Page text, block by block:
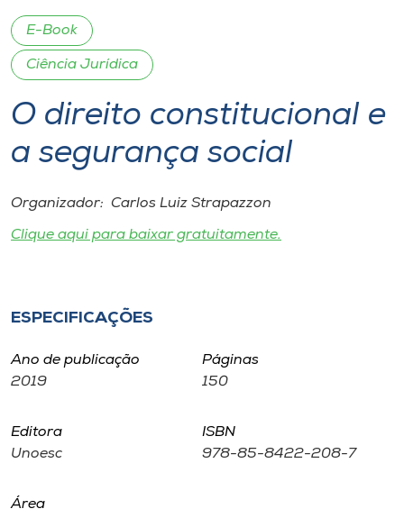
Cultura
CPA
Biblioteca
Museu
Unoesc
o idioma
E-Book
Ciência Jurídica
O direito constitucional e
a segurança social
Organizador: Carlos Luiz Strapazzon
Clique aqui para baixar gratuitamente.
ESPECIFICAÇÕES
Ano de publicação
2019
Páginas
150
Editora
Unoesc
ISBN
978-85-8422-208-7
Área